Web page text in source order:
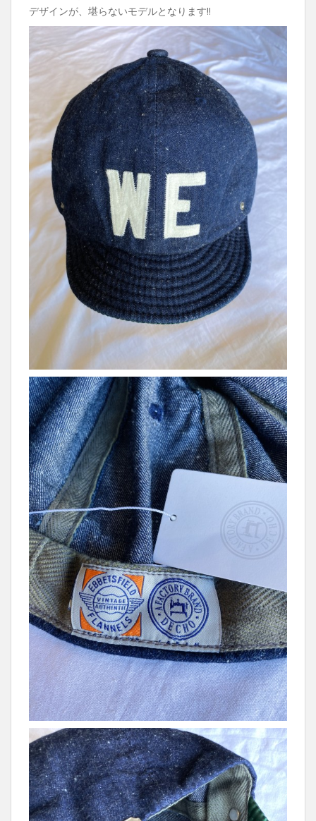
デザインが、堪らないモデルとなります‼︎